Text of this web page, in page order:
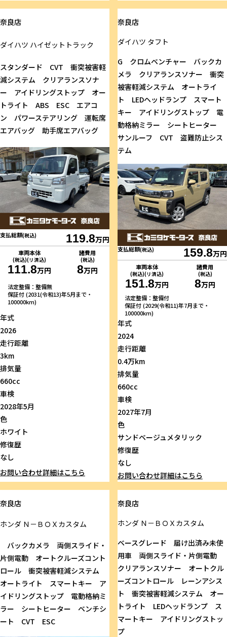
奈良店
ダイハツ ハイゼットトラック
スタンダード CVT 衝突被害軽
減システム クリアランスソナ
ー アイドリングストップ オー
トライト ABS ESC エアコ
ン パワーステアリング 運転席
エアバッグ 助手席エアバッグ
支払総額(税込) 119.8万円
車両本体
(税込)(リ済込)
111.8万円
諸費用
(税込)
8万円
法定整備：整備無
保証付 (2031(令和13)年5月まで・
100000km)
年式
2026
走行距離
3km
排気量
660cc
車検
2028年5月
色
ホワイト
修復歴
なし
お問い合わせ詳細はこちら
奈良店
ダイハツ タフト
G クロムベンチャー バックカ
メラ クリアランスソナー 衝突
被害軽減システム オートライ
ト LEDヘッドランプ スマート
キー アイドリングストップ 電
動格納ミラー シートヒーター
サンルーフ CVT 盗難防止シス
テム
支払総額(税込) 159.8万円
車両本体
(税込)(リ済込)
151.8万円
諸費用
(税込)
8万円
法定整備：整備付
保証付 (2029(令和11)年7月まで・
100000km)
年式
2024
走行距離
0.4万km
排気量
660cc
車検
2027年7月
色
サンドベージュメタリック
修復歴
なし
お問い合わせ詳細はこちら
奈良店
ホンダ Ｎ－ＢＯＸカスタム
バックカメラ 両側スライド・
片側電動 オートクルーズコント
ロール 衝突被害軽減システム
オートライト スマートキー ア
イドリングストップ 電動格納ミ
ラー シートヒーター ベンチシ
ート CVT ESC
奈良店
ホンダＮ－ＢＯＸカスタム
ベースグレード 届け出済み未使
用車 両側スライド・片側電動
クリアランスソナー オートクル
ーズコントロール レーンアシス
ト 衝突被害軽減システム オー
トライト LEDヘッドランプ ス
マートキー アイドリングストッ
プ